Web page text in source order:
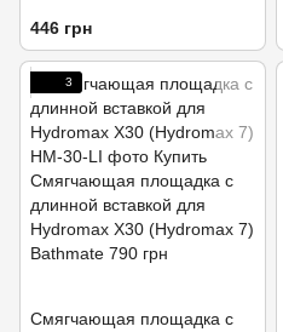
446 грн
3
Смягчающая площадка с